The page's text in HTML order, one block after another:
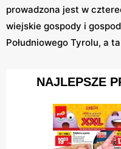
prowadzona jest w
wiejskie gospody i
Południowego Tyrolu, a